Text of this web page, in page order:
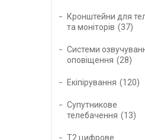
Кронштейни для
та моніторів
37
Системи
оповіщення
28
Екіпірування 120
Супутникове
телебачення
13
Т2 цифрове